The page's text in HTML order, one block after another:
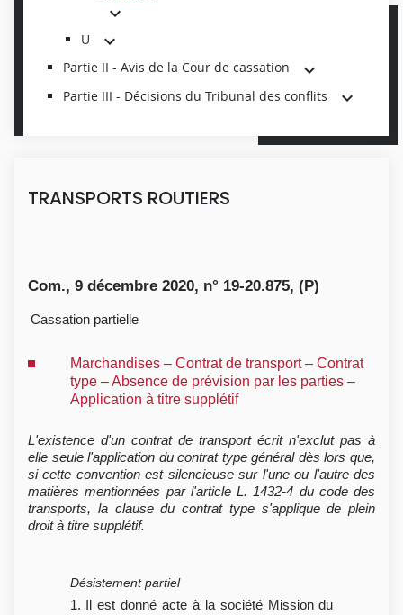
U
Partie II - Avis de la Cour de cassation
Partie III - Décisions du Tribunal des conflits
TRANSPORTS ROUTIERS
Com., 9 décembre 2020, n° 19-20.875, (P)
Cassation partielle
Marchandises – Contrat de transport – Contrat
type – Absence de prévision par les parties –
Application à titre supplétif
L'existence d'un contrat de transport écrit n'exclut pas à
elle seule l'application du contrat type général dès lors que,
si cette convention est silencieuse sur l'une ou l'autre des
matières mentionnées par l'article L. 1432-4 du code des
transports, la clause du contrat type s'applique de plein
droit à titre supplétif.
Désistement partiel
1. Il est donné acte à la société Mission du